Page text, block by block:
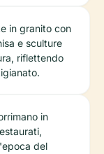
in granito con
e sculture
riflettendo
in
del